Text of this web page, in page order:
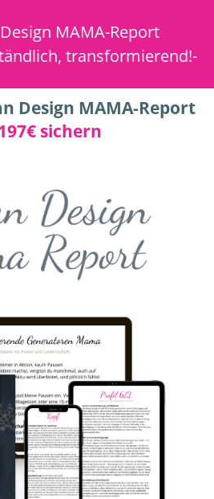
MAMA-Report
transformierend!-
Design MAMA-Report
sichern
e